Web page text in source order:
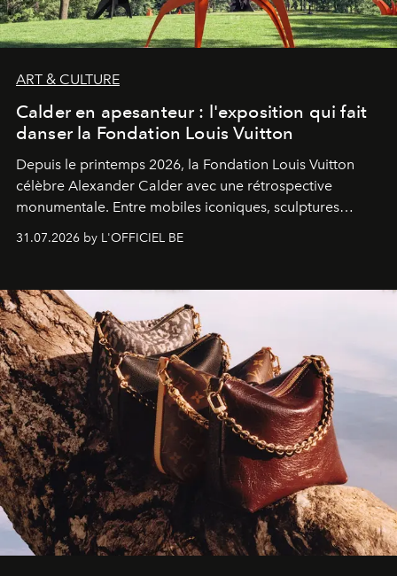
ART & CULTURE
Calder en apesanteur : l'exposition qui fait
danser la Fondation Louis Vuitton
Depuis le printemps 2026, la Fondation Louis Vuitton
célèbre Alexander Calder avec une rétrospective
monumentale. Entre mobiles iconiques, sculptures
monumentales et poésie du mouvement, l'artiste
américain investit les espaces imaginés par Frank Gehry
sculpture.
31.07.2026 by L'OFFICIEL BE